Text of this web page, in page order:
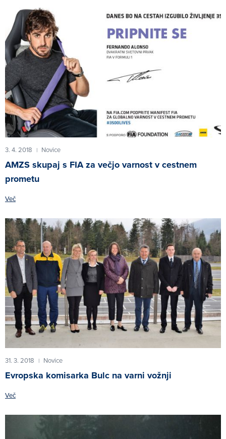
3. 4. 2018 | Novice
AMZS skupaj s FIA za večjo varnost v cestnem
prometu
Več
31. 3. 2018 | Novice
Evropska komisarka Bulc na varni vožnji
Več